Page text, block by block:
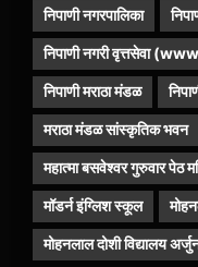
निपाणी नगरपालिका
निपाणी नगरी वृत्तसेवा
निपाणी मराठा मंडळ
मराठा मंडळ सांस्कृतिक भवन
महात्मा बसवेश्वर गुरुवार पेठ
मॉडर्न इंग्लिश स्कूल
मोहनलाल दोशी विद्यालय